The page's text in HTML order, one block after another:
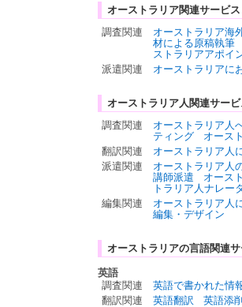
オーストラリア関連サービス
調査関連
オーストラリア海
材による原稿執筆
ストラリアアポイ
派遣関連
オーストラリアに
オーストラリア人関連サー
調査関連
オーストラリア人
ティング
オース
翻訳関連
オーストラリア人
派遣関連
オーストラリア人
講師派遣
オース
トラリア人ナレー
編集関連
オーストラリア人
編集・デザイン
オーストラリアの言語関連
英語
調査関連
英語で書かれた情
翻訳関連
英語翻訳
英語添